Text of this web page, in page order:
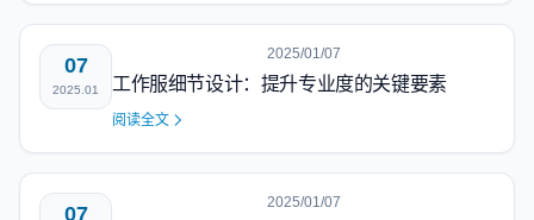
07
2025.01
2025/01/07
工作服细节设计：提升专业度的关键要素
阅读全文
07 2025/01/07